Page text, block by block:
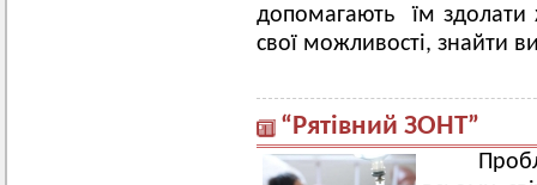
допомагають їм здолати
свої можливості, знайти
“Рятівний ЗОНТ”